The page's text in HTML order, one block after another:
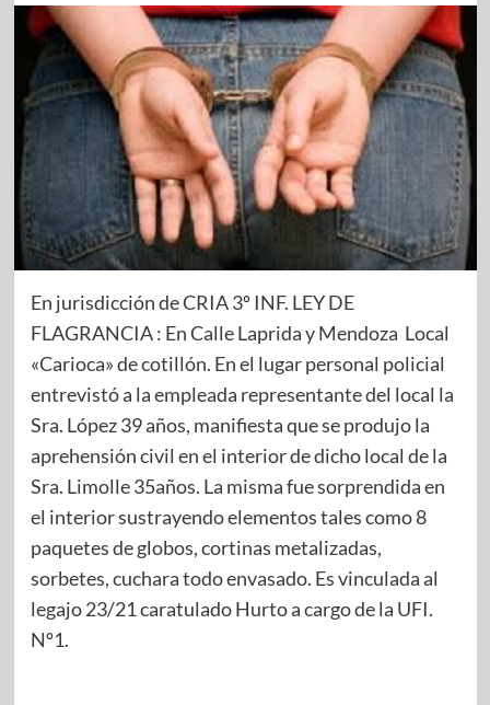
En jurisdicción de CRIA 3º INF. LEY DE
FLAGRANCIA : En Calle Laprida y Mendoza Local
«Carioca» de cotillón. En el lugar personal policial
entrevistó a la empleada representante del local la
Sra. López 39 años, manifiesta que se produjo la
aprehensión civil en el interior de dicho local de la
Sra. Limolle 35años. La misma fue sorprendida en
el interior sustrayendo elementos tales como 8
paquetes de globos, cortinas metalizadas,
sorbetes, cuchara todo envasado. Es vinculada al
legajo 23/21 caratulado Hurto a cargo de la UFI.
Nº1. ​